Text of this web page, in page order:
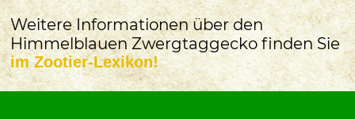
Weitere Informationen über den
Himmelblauen Zwergtaggecko finden Sie
im Zootier-Lexikon!